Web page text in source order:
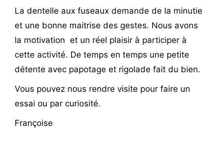
La dentelle aux fuseaux demande de la minutie
et une bonne maitrise des gestes. Nous avons
la motivation et un réel plaisir à participer à
cette activité. De temps en temps une petite
détente avec papotage et rigolade fait du bien.
Vous pouvez nous rendre visite pour faire un
essai ou par curiosité.
Françoise